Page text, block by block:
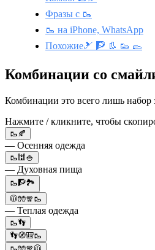
Фразы с 🥾
🥾 на iPhone, WhatsApp
Похожие🎿 🧗 👢 👟 🥿
Комбинации со
Комбинации это всего лишь набор
Нажмите / кликните, чтобы
🥾🍂
— Осенняя одежда
🥾🕍🍚
— Духовная пища
🥾🧗🏞️
🧥🧤🧣🥾
— Теплая одежда
🥾👣
👣🧭🎒🥾
🥾🧤🧣🧥